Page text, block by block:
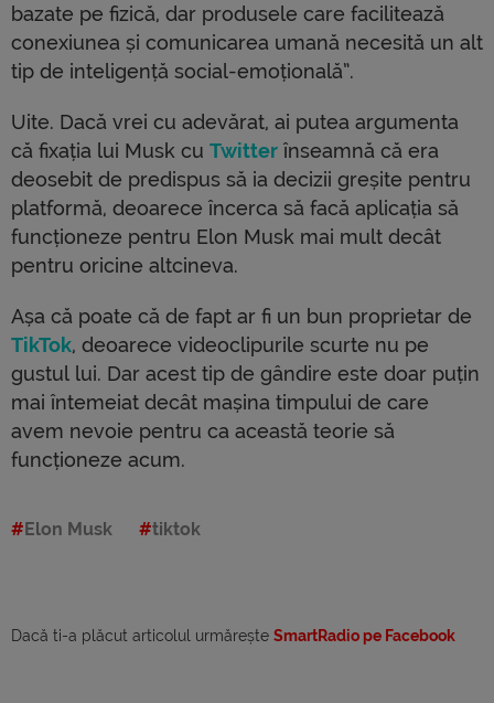
bazate pe fizică, dar produsele care facilitează
conexiunea și comunicarea umană necesită un alt
tip de inteligență social-emoțională”.
Uite. Dacă vrei cu adevărat, ai putea argumenta
că fixația lui Musk cu Twitter înseamnă că era
deosebit de predispus să ia decizii greșite pentru
platformă, deoarece încerca să facă aplicația să
funcționeze pentru Elon Musk mai mult decât
pentru oricine altcineva.
Așa că poate că de fapt ar fi un bun proprietar de
TikTok, deoarece videoclipurile scurte nu pe
gustul lui. Dar acest tip de gândire este doar puțin
mai întemeiat decât mașina timpului de care
avem nevoie pentru ca această teorie să
funcționeze acum.
Elon Musk tiktok
Dacă ti-a plăcut articolul urmărește SmartRadio pe Facebook